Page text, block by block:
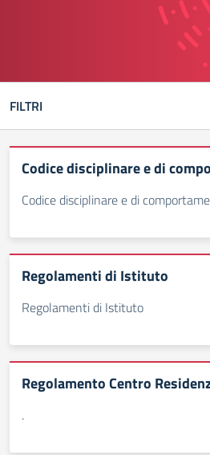
FILTRI
Codice disciplinare e di
Codice disciplinare e di
Regolamenti di Istituto
Regolamenti di Istituto
Regolamento Centro
.